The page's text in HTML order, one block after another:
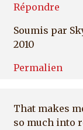
Répondre
Soumis par
2010
Permalien
That makes
so much into